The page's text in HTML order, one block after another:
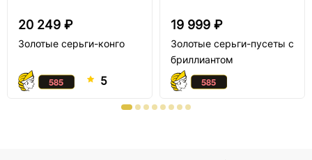
20 249 ₽
Золотые серьги-конго
5
19 999 ₽
Золотые серьги-пусеты с
бриллиантом